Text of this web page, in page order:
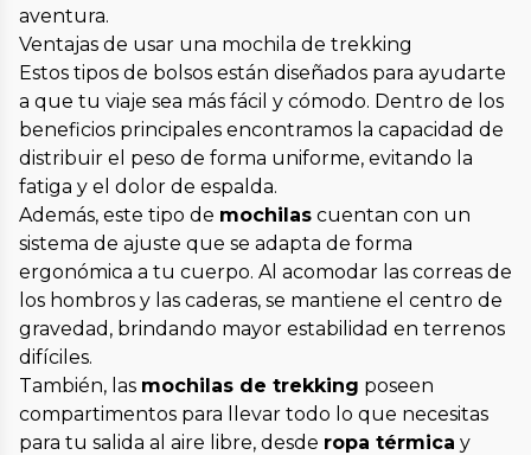
aventura.
Ventajas de usar una mochila de trekking
Estos tipos de bolsos están diseñados para ayudarte
a que tu viaje sea más fácil y cómodo. Dentro de los
beneficios principales encontramos la capacidad de
distribuir el peso de forma uniforme, evitando la
fatiga y el dolor de espalda.
Además, este tipo de mochilas cuentan con un
sistema de ajuste que se adapta de forma
ergonómica a tu cuerpo. Al acomodar las correas de
los hombros y las caderas, se mantiene el centro de
gravedad, brindando mayor estabilidad en terrenos
difíciles.
También, las mochilas de trekking poseen
compartimentos para llevar todo lo que necesitas
para tu salida al aire libre, desde ropa térmica y